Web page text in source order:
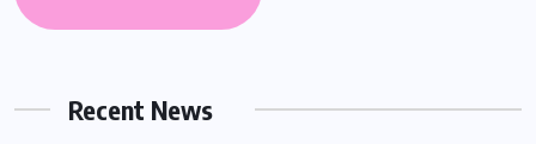
Recent News